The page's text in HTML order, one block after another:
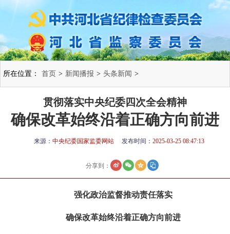
所在位置： 首页 > 新闻播报 > 头条新闻 >
贯彻落实中央纪委四次全会精神
确保改革始终沿着正确方向前进
来源： 中央纪委国家监委网站 发布时间： 2025-03-25 08:47:13
分享到：
强化政治监督推动责任落实
确保改革始终沿着正确方向前进